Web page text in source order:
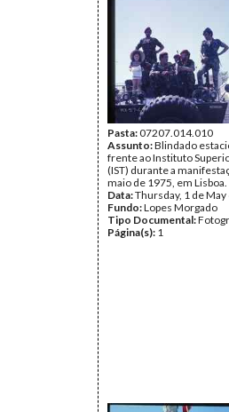
Pasta:07207.014.010
Assunto:Blindado
frente ao Instituto
(IST) durante a
maio de 1975, em Lisboa.
Data:Thursday, 1 de
Fundo:Lopes Morgado
Tipo Documental:
Página(s): 1